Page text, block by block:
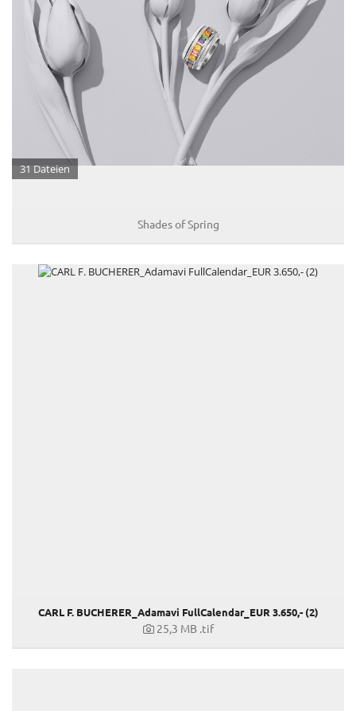
Kovacek Contemporary
La Biosthétique
Longchamp
Louis Vuitton
Mister Spex
PR-International
Yury Revich
31 Dateien
Shades of Spring
CARL F. BUCHERER_Adamavi FullCalendar_EUR 3.650,- (2)
25,3 MB .tif